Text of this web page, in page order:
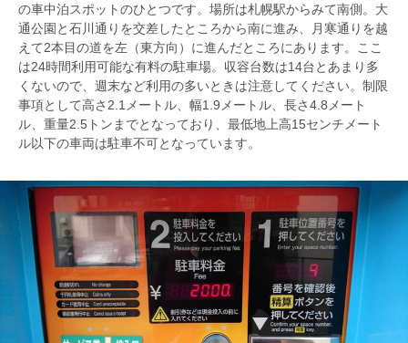
の車中泊スポットのひとつです。場所は札幌駅からみて南側。大
通公園と石川通りを交差したところから南に進み、月寒通りを越
えて2本目の道を左（東方向）に進んだところにあります。ここ
は24時間利用可能な有料の駐車場。収容台数は14台とあまり多
くないので、週末など利用の多いときは注意してください。制限
事項として高さ2.1メートル、幅1.9メートル、長さ4.8メート
ル、重量2.5トンまでとなっており、最低地上高15センチメート
ル以下の車両は駐車不可となっています。